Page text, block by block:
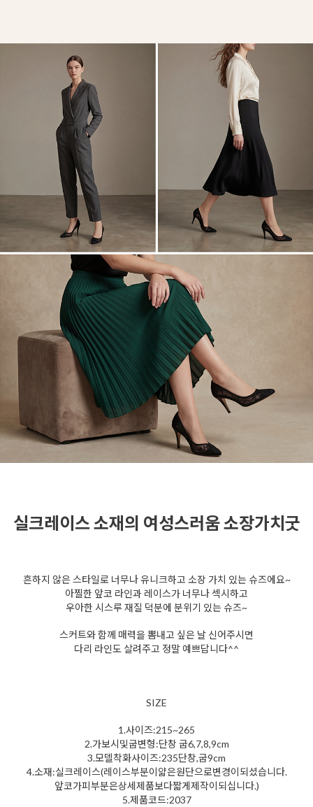
실크레이스 소재의 여성스러움 소장가치굿
흔하지 않은 스타일로 너무나 유니크하고 소장 가치 있는 슈즈에요~
아찔한 앞코 라인과 레이스가 너무나 섹시하고
우아한 시스루 재질 덕분에 분위기 있는 슈즈~
스커트와 함께 매력을 뽐내고 싶은 날 신어주시면
다리 라인도 살려주고 정말 예쁘답니다^^
SIZE
1.사이즈:215~265
2.가보시및굽변형:단창 굽6,7,8,9cm
3.모델착화사이즈:235단창,굽9cm
4.소재:실크레이스(레이스부분이얇은원단으로변경이되셨습니다.
앞코가피부분은상세제품보다짧게제작이되십니다.)
5.제품코드:2037